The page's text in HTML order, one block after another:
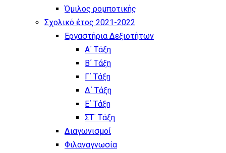
Όμιλος ρομποτικής
Σχολικό έτος 2021-2022
Εργαστήρια Δεξιοτήτων
Α΄ Τάξη
Β΄ Τάξη
Γ΄ Τάξη
Δ΄ Τάξη
Ε΄ Τάξη
ΣΤ΄ Τάξη
Διαγωνισμοί
Φιλαναγνωσία